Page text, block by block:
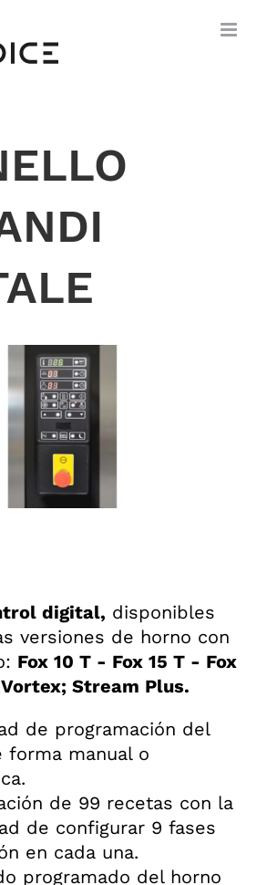
digital, disponibles
versiones de horno con
Fox 10 T - Fox 15 T - Fox
Stream Plus.
de programación del
forma manual o
de 99 recetas con la
de configurar 9 fases
en cada una.
programado del horno